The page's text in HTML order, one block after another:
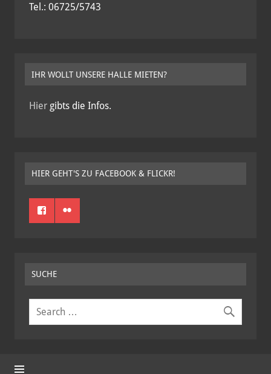
Tel.: 06725/5743
IHR WOLLT UNSERE HALLE MIETEN?
Hier gibts die Infos.
HIER GEHT'S ZU FACEBOOK & FLICKR!
SUCHE